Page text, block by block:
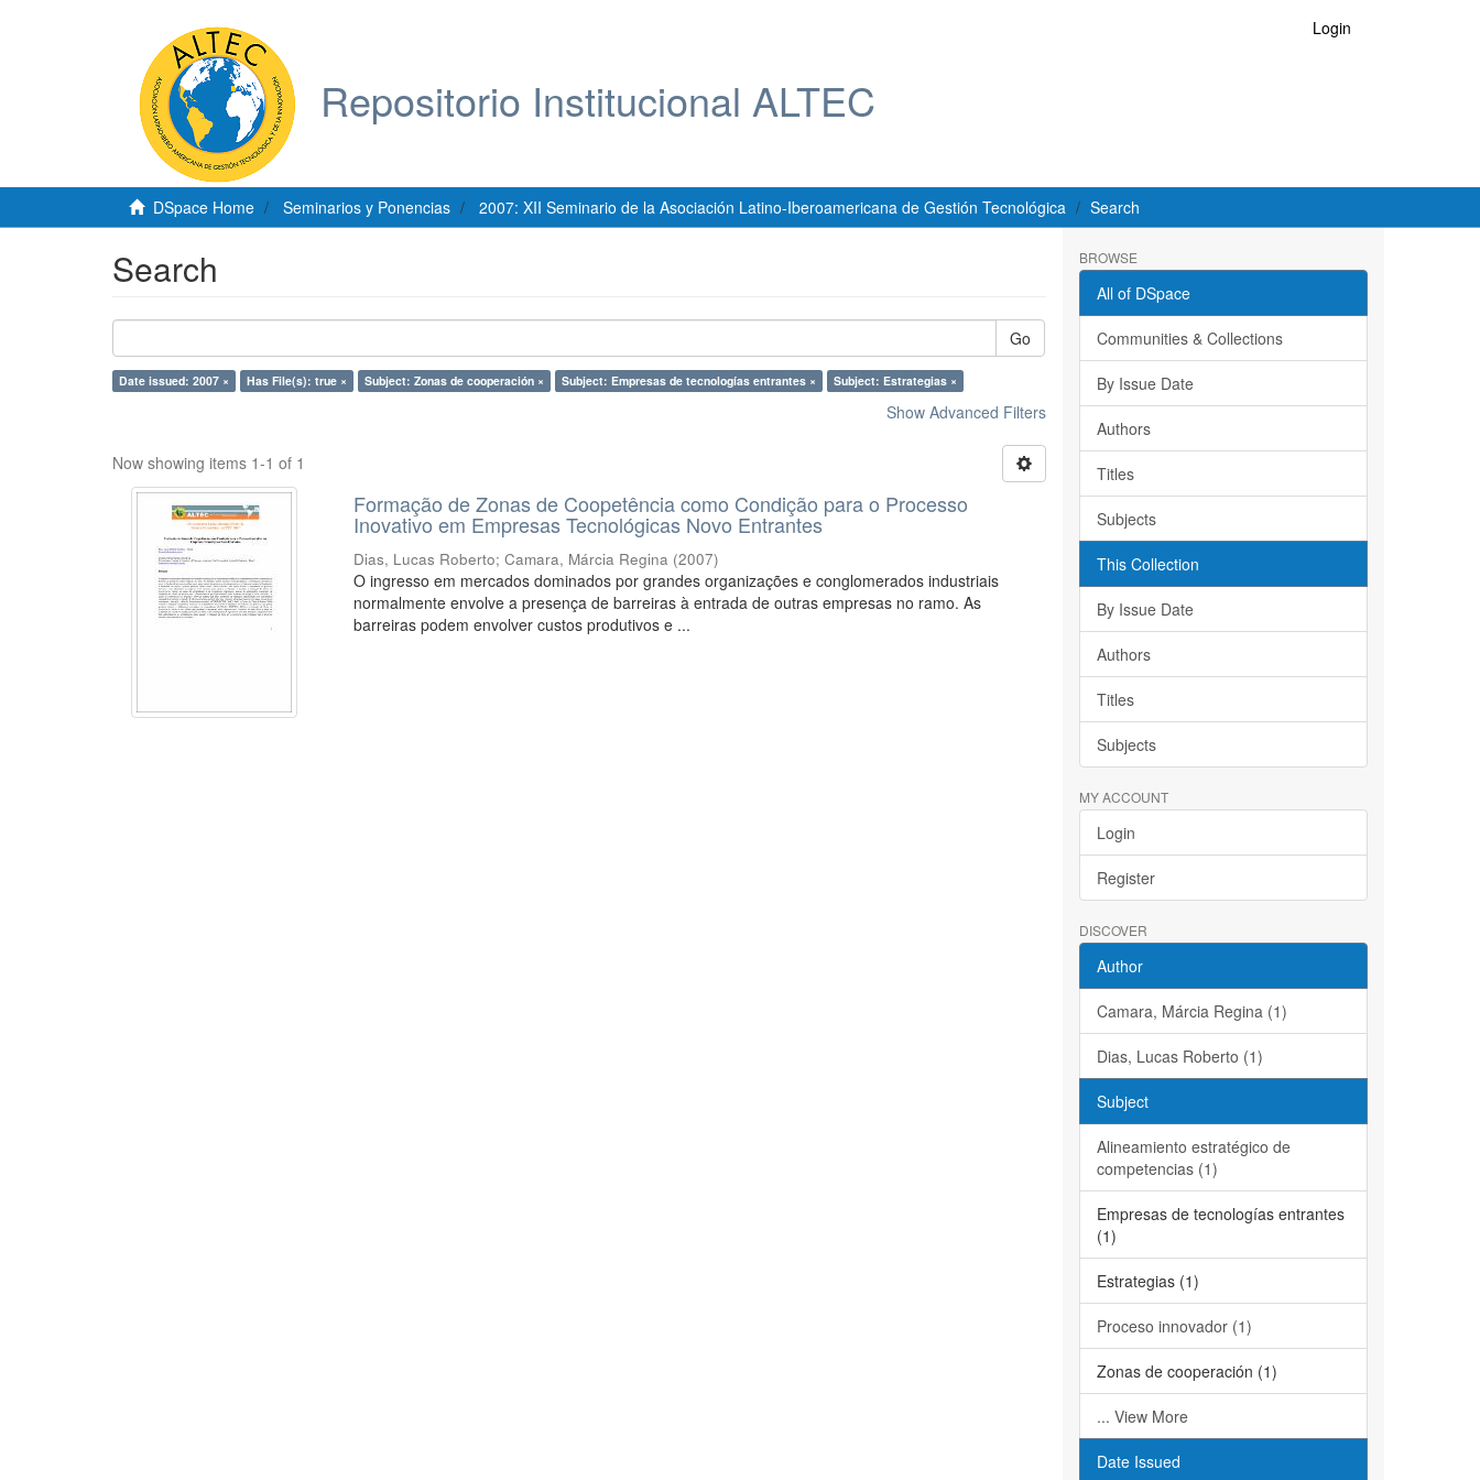
Repositorio Institucional ALTEC
Login
DSpace Home Seminarios y Ponencias 2007: XII Seminario de la Asociación Latino-Iberoamericana de Gestión Tecnológica Search
Search
Go
Date issued: 2007 × Has File(s): true × Subject: Zonas de cooperación × Subject: Empresas de tecnologías entrantes × Subject: Estrategias ×
Show Advanced Filters
Now showing items 1-1 of 1
Formação de Zonas de Coopetência como Condição para o Processo
Inovativo em Empresas Tecnológicas Novo Entrantes
Dias, Lucas Roberto;Camara, Márcia Regina (2007)
O ingresso em mercados dominados por grandes organizações e conglomerados industriais
normalmente envolve a presença de barreiras à entrada de outras empresas no ramo. As
barreiras podem envolver custos produtivos e ...
BROWSE
All of DSpace
Communities & Collections
By Issue Date
Authors
Titles
Subjects
This Collection
By Issue Date
Authors
Titles
Subjects
MY ACCOUNT
Login
Register
DISCOVER
Author
Camara, Márcia Regina (1)
Dias, Lucas Roberto (1)
Subject
Alineamiento estratégico de
competencias (1)
Empresas de tecnologías entrantes
(1)
Estrategias (1)
Proceso innovador (1)
Zonas de cooperación (1)
... View More
Date Issued